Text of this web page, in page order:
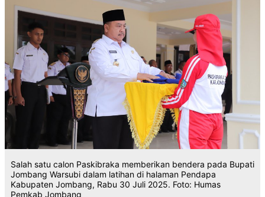
Salah satu calon Paskibraka memberikan bendera pada Bupati
Jombang Warsubi dalam latihan di halaman Pendapa
Kabupaten Jombang, Rabu 30 Juli 2025. Foto: Humas
Pemkab Jombang